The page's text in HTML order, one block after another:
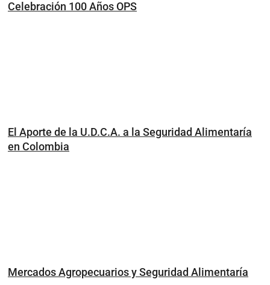
Celebración 100 Años OPS
El Aporte de la U.D.C.A. a la Seguridad Alimentaría
en Colombia
Mercados Agropecuarios y Seguridad Alimentaría